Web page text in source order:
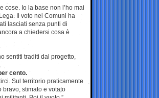
cose. Io la base non l’ho mai
Il voto nei Comuni ha
lasciati senza punti di
a chiedersi cosa è
sentiti traditi dal progetto,
cento.
Sul territorio praticamente
bravo, stimato e votato